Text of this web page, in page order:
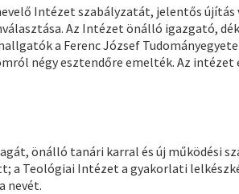
Intézet szabályzatát, jelentős
Az Intézet önálló igazgató,
a Ferenc József
négy esztendőre emelték. Az intézet
önálló tanári karral és új működési
a Teológiai Intézet a gyakorlati
nevét.